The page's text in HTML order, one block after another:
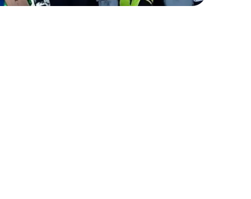
het contactformulier in